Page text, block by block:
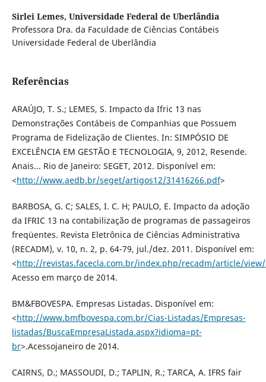
Sirlei Lemes, Universidade Federal de Uberlândia
Professora Dra. da Faculdade de Ciências Contábeis
Universidade Federal de Uberlândia
Referências
ARAÚJO, T. S.; LEMES, S. Impacto da Ifric 13 nas
Demonstrações Contábeis de Companhias que Possuem
Programa de Fidelização de Clientes. In: SIMPÓSIO DE
EXCELÊNCIA EM GESTÃO E TECNOLOGIA, 9, 2012, Resende.
Anais... Rio de Janeiro: SEGET, 2012. Disponível em:
<http://www.aedb.br/seget/artigos12/31416266.pdf>
BARBOSA, G. C; SALES, I. C. H; PAULO, E. Impacto da adoção
da IFRIC 13 na contabilização de programas de passageiros
freqüentes. Revista Eletrônica de Ciências Administrativa
(RECADM), v. 10, n. 2, p. 64-79, jul./dez. 2011. Disponível em:
<http://revistas.facecla.com.br/index.php/recadm/article/
Acesso em março de 2014.
BM&FBOVESPA. Empresas Listadas. Disponível em:
<http://www.bmfbovespa.com.br/Cias-Listadas/Empresas-
listadas/BuscaEmpresaListada.aspx?idioma=pt-
br>.Acessojaneiro de 2014.
CAIRNS, D.; MASSOUDI, D.; TAPLIN, R.; TARCA, A. IFRS fair